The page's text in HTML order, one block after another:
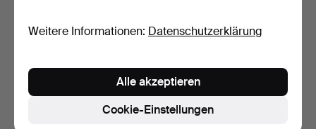
RAHMEN, erste Hälfte des
20. Jahrhunderts,…
17 Gebote
MIKROSKOP, Ernst Leitz
Wetzlar, Laborlux I…
4 Gebote
106 USD
Weitere Informationen: Datenschutzerklärung
Cookie-Einstellungen
Alle akzeptieren